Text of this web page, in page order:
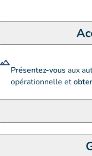
Présentez-vous aux
opérationnelle et